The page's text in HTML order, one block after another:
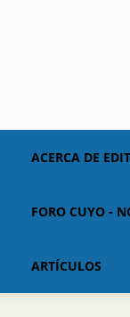
ACERCA DE
FORO CUYO -
ARTÍCULOS